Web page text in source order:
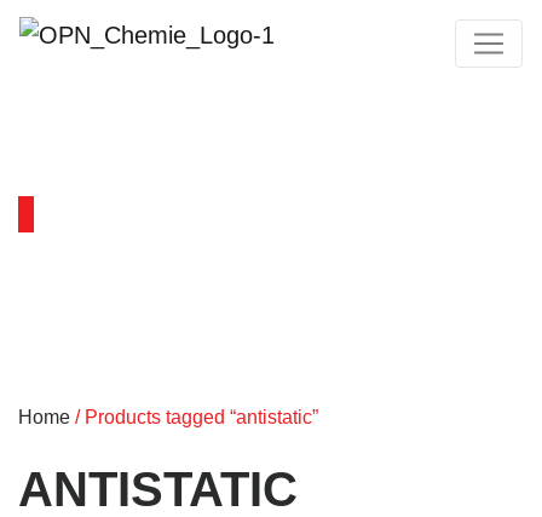
Home / Products tagged “antistatic”
ANTISTATIC